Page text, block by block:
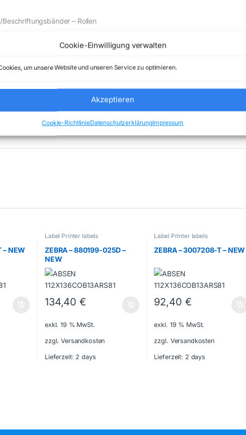
Cookie-Einwilligung verwalten
um unsere Website und unseren Service zu optimieren.
Akzeptieren
Cookie-RichtlinieDatenschutzerklärungImpressum
– Rollen
GmbH & Co. KG keine Haftung ( 202606212000 )
Label Printer labels Marke:ZEBRA
– NEW
Label Printer labels
ZEBRA – 880199-025D –
NEW
134,40€
exkl. 19 % MwSt.
zzgl. Versandkosten
Lieferzeit: 2 days
Label Printer labels
ZEBRA – 3007208-T – NEW
92,40 €
exkl. 19 % MwSt.
zzgl. Versandkosten
Lieferzeit: 2 days